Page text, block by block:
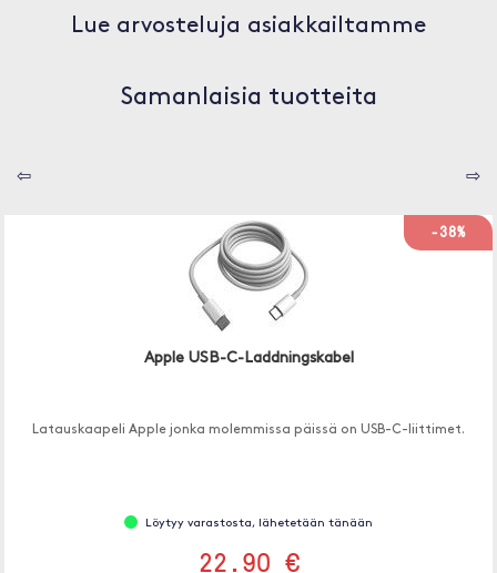
Lue arvosteluja asiakkailtamme
Samanlaisia tuotteita
⇦ ⇨
-38%
Apple USB-C-Laddningskabel
Latauskaapeli Apple jonka molemmissa päissä on USB-C-liittimet.
Löytyy varastosta, lähetetään tänään
22.90 €